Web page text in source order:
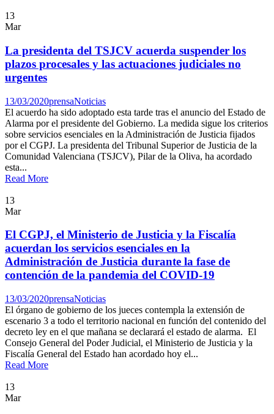
13
Mar
La presidenta del TSJCV acuerda suspender los
plazos procesales y las actuaciones judiciales no
urgentes
13/03/2020prensaNoticias
El acuerdo ha sido adoptado esta tarde tras el anuncio del Estado de
Alarma por el presidente del Gobierno. La medida sigue los criterios
sobre servicios esenciales en la Administración de Justicia fijados
por el CGPJ. La presidenta del Tribunal Superior de Justicia de la
Comunidad Valenciana (TSJCV), Pilar de la Oliva, ha acordado
esta...
Read More
13
Mar
El CGPJ, el Ministerio de Justicia y la Fiscalía
acuerdan los servicios esenciales en la
Administración de Justicia durante la fase de
contención de la pandemia del COVID-19
13/03/2020prensaNoticias
El órgano de gobierno de los jueces contempla la extensión de
escenario 3 a todo el territorio nacional en función del contenido del
decreto ley en el que mañana se declarará el estado de alarma. El
Consejo General del Poder Judicial, el Ministerio de Justicia y la
Fiscalía General del Estado han acordado hoy el...
Read More
13
Mar